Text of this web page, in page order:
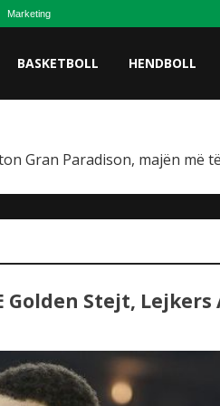
Marketing
BASKETBOLL HENDBOLL
Gran Paradison, majën më
Golden Stejt, Lejkers